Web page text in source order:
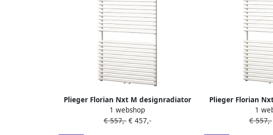
Plieger Florian Nxt M designradiator
enkel horizontaal met
middenaansluiting 1216x600mm 750W
1 webshop
€ 557,-€ 457,-
Plieger Florian
enkel
middenaansluiting
1
€ 557,-